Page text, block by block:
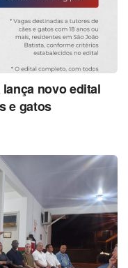
novo edital
e gatos